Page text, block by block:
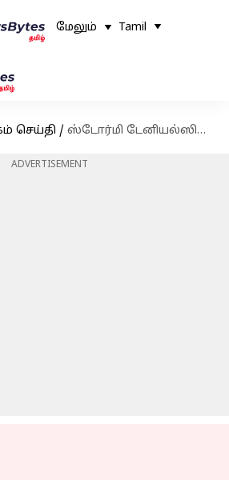
மேலும் Tamil
செய்தி / ஸ்டோர்மி டேனியல்ஸின் அவதூறு வழக்கில் டிரம்ப் சட்ட நிவாரணம் பெற்றார்
ADVERTISEMENT